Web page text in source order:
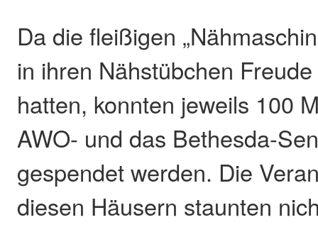
Da die fleißigen
in ihren Nähstübchen
hatten, konnten jeweils 100
AWO- und das Bethesda-
gespendet werden. Die
diesen Häusern staunten